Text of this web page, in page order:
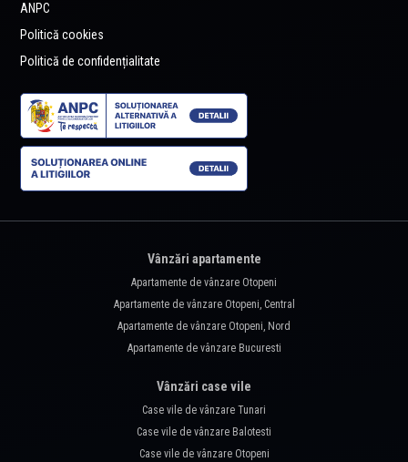
ANPC
Politică cookies
Politică de confidențialitate
Vânzări apartamente
Apartamente de vânzare Otopeni
Apartamente de vânzare Otopeni, Central
Apartamente de vânzare Otopeni, Nord
Apartamente de vânzare Bucuresti
Vânzări case vile
Case vile de vânzare Tunari
Case vile de vânzare Balotesti
Case vile de vânzare Otopeni